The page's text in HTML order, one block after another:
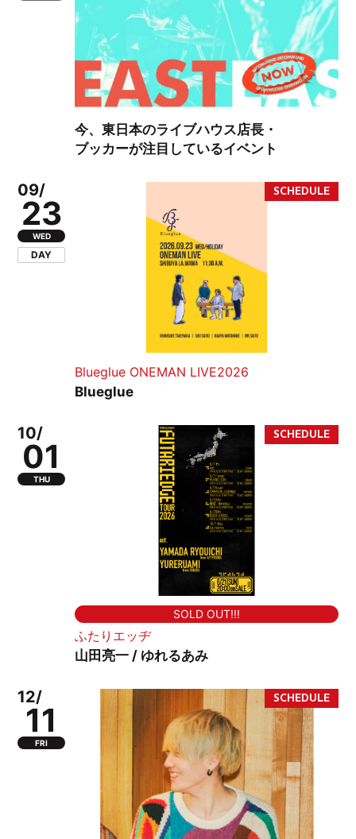
今、東日本のライブハウス店長・
ブッカーが注目しているイベント
09/
23
WED
DAY
Blueglue ONEMAN LIVE2026
Blueglue
10/
01
THU
SOLD OUT!!!
ふたりエッヂ
山田亮一 / ゆれるあみ
12/
11
FRI